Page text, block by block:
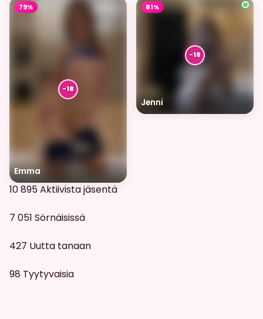
Emma
79%
Jenni
81%
10 895Aktiivista jäsentä
7 051 Sörnäisissä
427 Uutta tanaan
98 Tyytyvaisia